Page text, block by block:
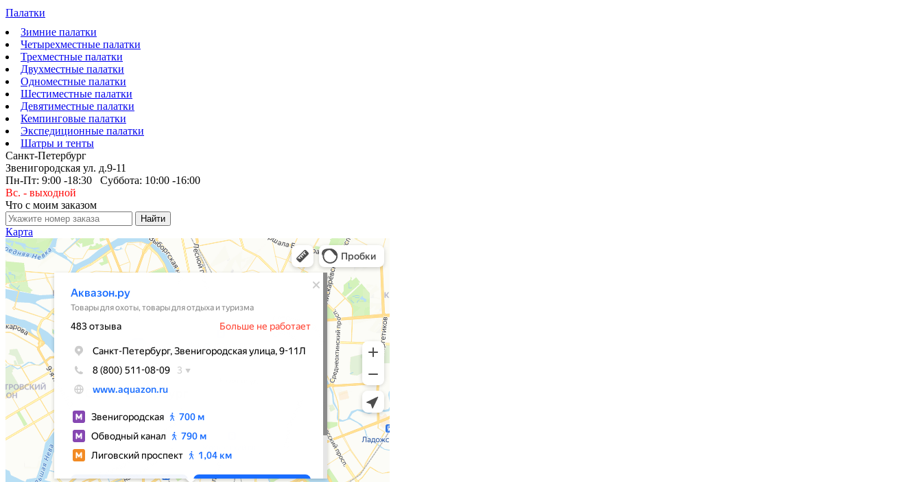
Палатки
Зимние палатки
Четырехместные палатки
Трехместные палатки
Двухместные палатки
Одноместные палатки
Шестиместные палатки
Девятиместные палатки
Кемпинговые палатки
Экспедиционные палатки
Шатры и тенты
Санкт-Петербург
Звенигородская ул. д.9-11
Пн-Пт: 9:00 -18:30 Суббота: 10:00 -16:00
Вс. - выходной
Что с моим заказом
Карта